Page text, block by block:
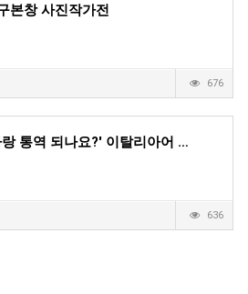
본창 사진작가전
676
통역 되나요?' 이탈리아어 …
636